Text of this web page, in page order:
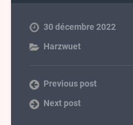
30 décembre 2022
Harzwuet
Previous post
Next post